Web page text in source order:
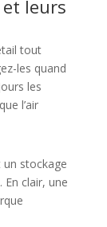
leurs
tout
les quand
les
l’air
stockage
clair, une